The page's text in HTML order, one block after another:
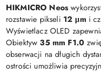
HIKMICRO Neos
rozstawie pikseli 12 μmi
Wyświetlacz OLED
Obiektyw35 mm F1.0
obserwacji na długich
ostrości umożliwia